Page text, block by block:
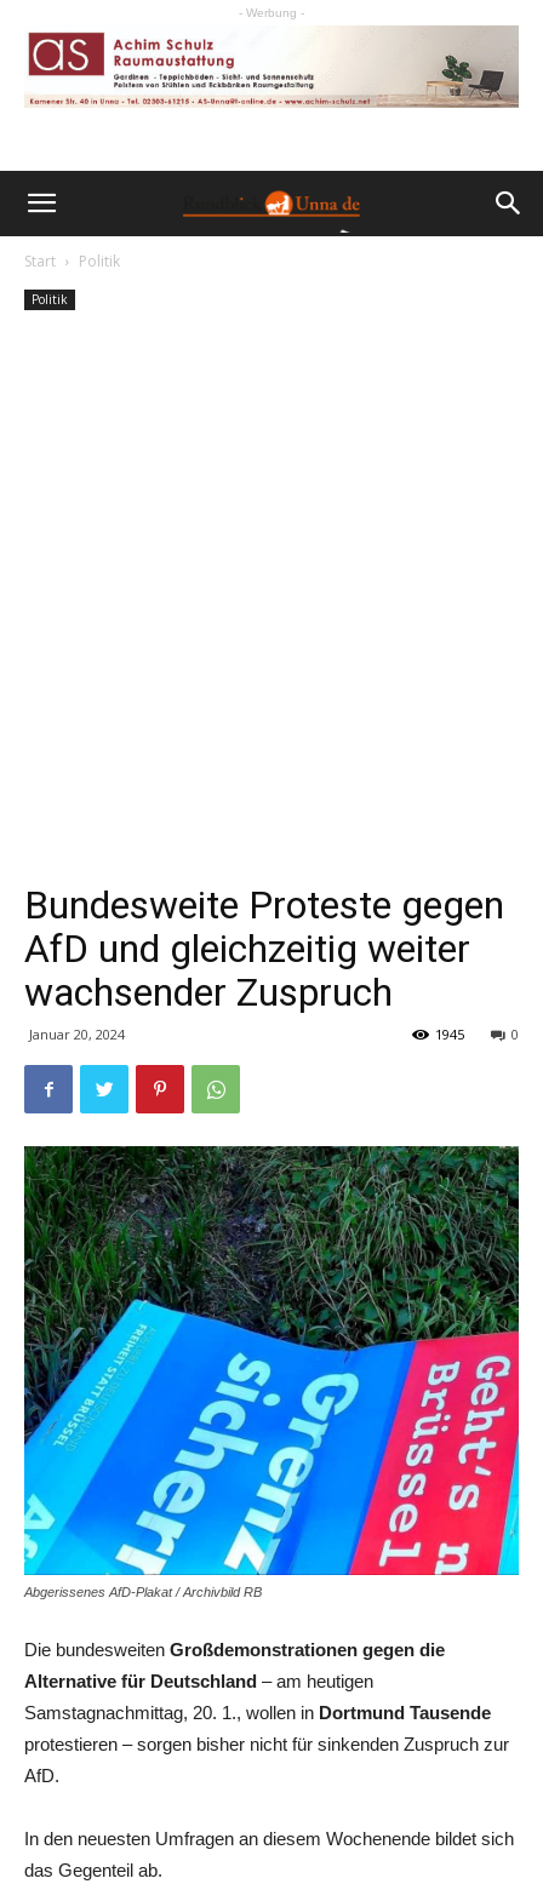
- Werbung -
Start Politik
Politik
Bundesweite Proteste gegen
AfD und gleichzeitig weiter
wachsender Zuspruch
Januar 20, 2024 0
1945
Abgerissenes AfD-Plakat / Archivbild RB
Die bundesweiten Großdemonstrationen gegen die
Alternative für Deutschland – am heutigen
Samstagnachmittag, 20. 1., wollen in Dortmund Tausende
protestieren – sorgen bisher nicht für sinkenden Zuspruch zur
AfD.
In den neuesten Umfragen an diesem Wochenende bildet sich
das Gegenteil ab.